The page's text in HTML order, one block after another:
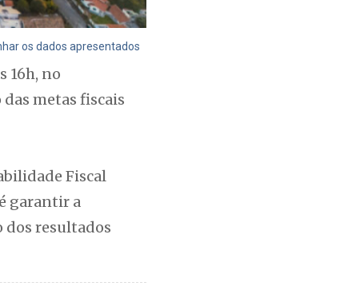
os dados apresentados
16h, no
metas fiscais
Fiscal
garantir a
dos resultados